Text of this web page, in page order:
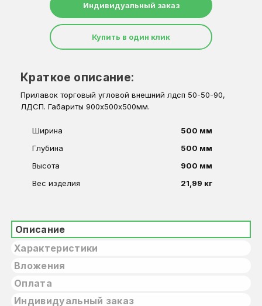
Индивидуальный заказ
Купить в один клик
Краткое описание:
Прилавок торговый угловой внешний лдсп 50-50-90,
ЛДСП. Габариты 900х500х500мм.
Ширина
500 мм
Глубина
500 мм
Высота
900 мм
Вес изделия
21,99 кг
Описание
Характеристики
Вложения
Оплата
Индивидуальный заказ